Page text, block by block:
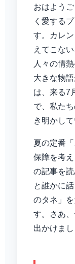
おはよう
く愛する
す。カレ
えてこな
人々の情
大きな物
は、来る7
で、私た
き明かして
夏の定番
保障を考
の記事を
と誰かに
のタネ」
す。さあ
出かけまし